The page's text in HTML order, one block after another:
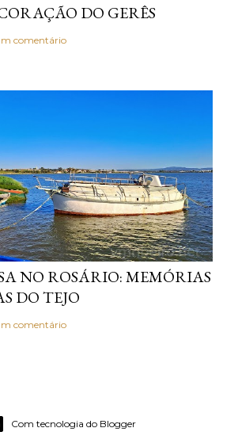
DO GERÊS
comentário
NO ROSÁRIO: MEMÓRIAS
DO TEJO
comentário
Com tecnologia do Blogger